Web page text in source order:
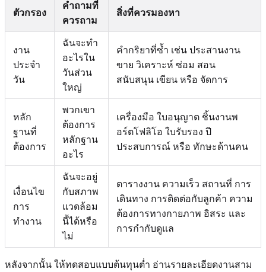
ตัวกรอง
คำถามที่
ควรถาม
สิ่งที่ควรมองหา
งาน
ประจำ
วัน
ฉันจะทำ
อะไรใน
วันส่วน
ใหญ่
คำกริยาที่ซ้ำ เช่น ประสานงาน
ขาย วิเคราะห์ ซ่อม สอน
สนับสนุน เขียน หรือ จัดการ
หลัก
ฐานที่
ต้องการ
พวกเขา
ต้องการ
หลักฐาน
อะไร
เครื่องมือ ใบอนุญาต ชิ้นงานพ
อร์ตโฟลิโอ ใบรับรอง ปี
ประสบการณ์ หรือ ทักษะด้านคน
เงื่อนไข
การ
ทำงาน
ฉันจะอยู่
กับสภาพ
แวดล้อม
นี้ได้หรือ
ไม่
ตารางงาน ความเร็ว สถานที่ การ
เดินทาง การติดต่อกับลูกค้า ความ
ต้องการทางกายภาพ อิสระ และ
การกำกับดูแล
หลังจากนั้น ให้ทดสอบแบบต้นทุนต่ำ อ่านรายละเอียดงานสาม